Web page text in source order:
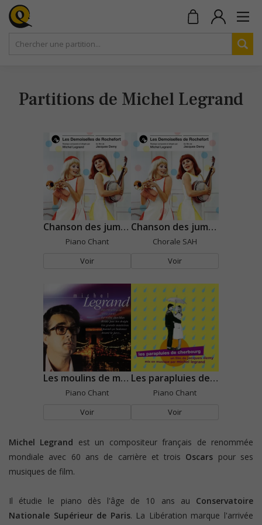
Partitions de Michel Legrand
Michel Legrand est un compositeur français de renommée
mondiale avec 60 ans de carrière et trois Oscars pour ses
musiques de film.
Il étudie le piano dès l'âge de 10 ans au Conservatoire
Nationale Supérieur de Paris. La Libération marque l'arrivée
Chanson des jumelles
Piano Chant
Voir
Chanson des jumelles
Chorale SAH
Voir
Les moulins de mon coeur
Piano Chant
Voir
Les parapluies de Cherbourg
Piano Chant
Voir